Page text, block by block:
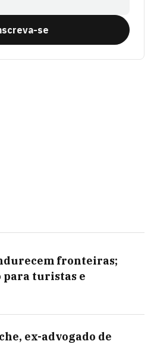
se
fronteiras;
para turistas e
ex-advogado de